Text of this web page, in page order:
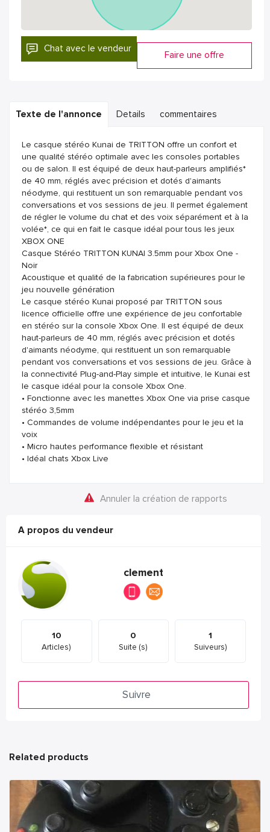
Chat avec le vendeur
Faire une offre
Texte de l'annonce Details commentaires
Le casque stéréo Kunai de TRITTON offre un confort et
une qualité stéréo optimale avec les consoles portables
ou de salon. Il est équipé de deux haut-parleurs amplifiés*
de 40 mm, réglés avec précision et dotés d'aimants
néodyme, qui restituent un son remarquable pendant vos
conversations et vos sessions de jeu. Il permet également
de régler le volume du chat et des voix séparément et à la
volée*, ce qui en fait le casque idéal pour tous les jeux
XBOX ONE
Casque Stéréo TRITTON KUNAI 3.5mm pour Xbox One -
Noir
Acoustique et qualité de la fabrication supérieures pour le
jeu nouvelle génération
Le casque stéréo Kunai proposé par TRITTON sous
licence officielle offre une expérience de jeu confortable
en stéréo sur la console Xbox One. Il est équipé de deux
haut-parleurs de 40 mm, réglés avec précision et dotés
d'aimants néodyme, qui restituent un son remarquable
pendant vos conversations et vos sessions de jeu. Grâce à
la connectivité Plug-and-Play simple et intuitive, le Kunai est
le casque idéal pour la console Xbox One.
• Fonctionne avec les manettes Xbox One via prise casque
stéréo 3,5mm
• Commandes de volume indépendantes pour le jeu et la
voix
• Micro hautes performance flexible et résistant
• Idéal chats Xbox Live
Annuler la création de rapports
A propos du vendeur
clement
10
Articles)
0
Suite (s)
1
Suiveurs)
Suivre
Related products